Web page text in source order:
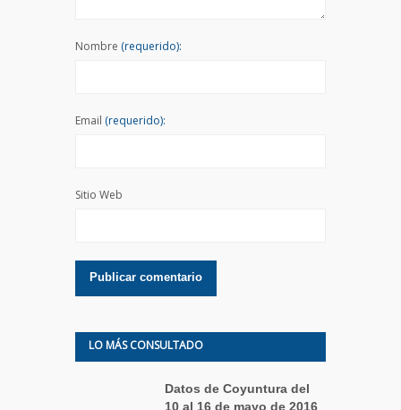
Nombre (requerido):
Email (requerido):
Sitio Web
LO MÁS CONSULTADO
Datos de Coyuntura del
10 al 16 de mayo de 2016